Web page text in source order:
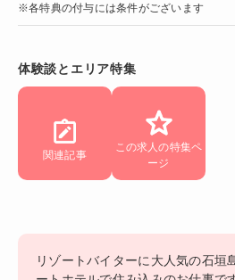
※各特典の付与には条件がございます
体験談とエリア特集
関連記事
この求人の特集ペ
ージ
リゾートバイターに大人気の石垣